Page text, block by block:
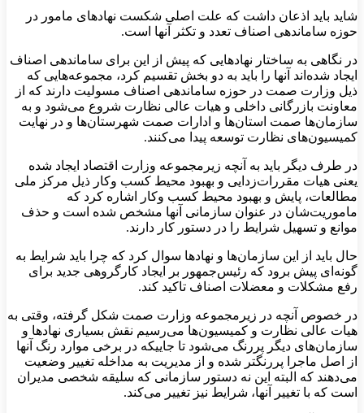
شاید باید اذعان داشت که علت اصلی شکست نهادهای مامور در
حوزه ساماندهی اصناف تعدد و تکثر آنها است.
در نگاهی به ساختار نهادهایی که پیش از این برای ساماندهی اصناف
ایجاد شده‌اند آنها را باید به دو بخش تقسیم کرد، مجموعه‌هایی که
ذیل وزارت صمت در حوزه ساماندهی اصناف مسولیت دارند که از
معاونت بازرگانی داخلی و هیات عالی نظارت شروع می‌شود و به
سازمان‌ها صمت استان‌ها و ادارات صمت شهرستان‌ها و در نهایت
کمیسیون‌های نظارت توسعه پیدا می‌کنند.
در طرف دیگر باید به آنچه زیرمجموعه وزارت اقتصاد ایجاد شده
یعنی هیات مقررات‌زدایی و بهبود محیط کسب ‌وکار ذیل مرکز ملی
مطالعات، پایش و بهبود محیط کسب ‌وکار اشاره کرد که
ماموریت‌شان در عنوان سازمانی آنها مشخص شده است و حذف
موانع و تسهیل شرایط را در دستور کار دارند.
حال باید از این سازمان‌ها و نهادها سوال کرد که چرا باید شرایط به
گونه‌ای پیش برود که رئیس‌جمهور بر ایجاد کارگروهی جدید برای
رفع مشکلات و معضلات اصناف تاکید کند.
در خصوص آنچه در زیرمجموعه وزارت صمت شکل گرفته، وقتی به
هیات عالی نظارت و کمیسیون‌ها می‌رسیم نقش بسیاری نهادها و
سازمان‌های دیگر پررنگ می‌شود تا جاییکه در برخی موارد رنگ آنها
از اصل ماجرا پررنگتر شده و از مدیریت به مداخله تغییر وضعیت
می‌دهند که البته این نه دستور سازمانی که سلیقه شخصی مدیران
است که با تغییر آنها، شرایط نیز تغییر می‌کند.